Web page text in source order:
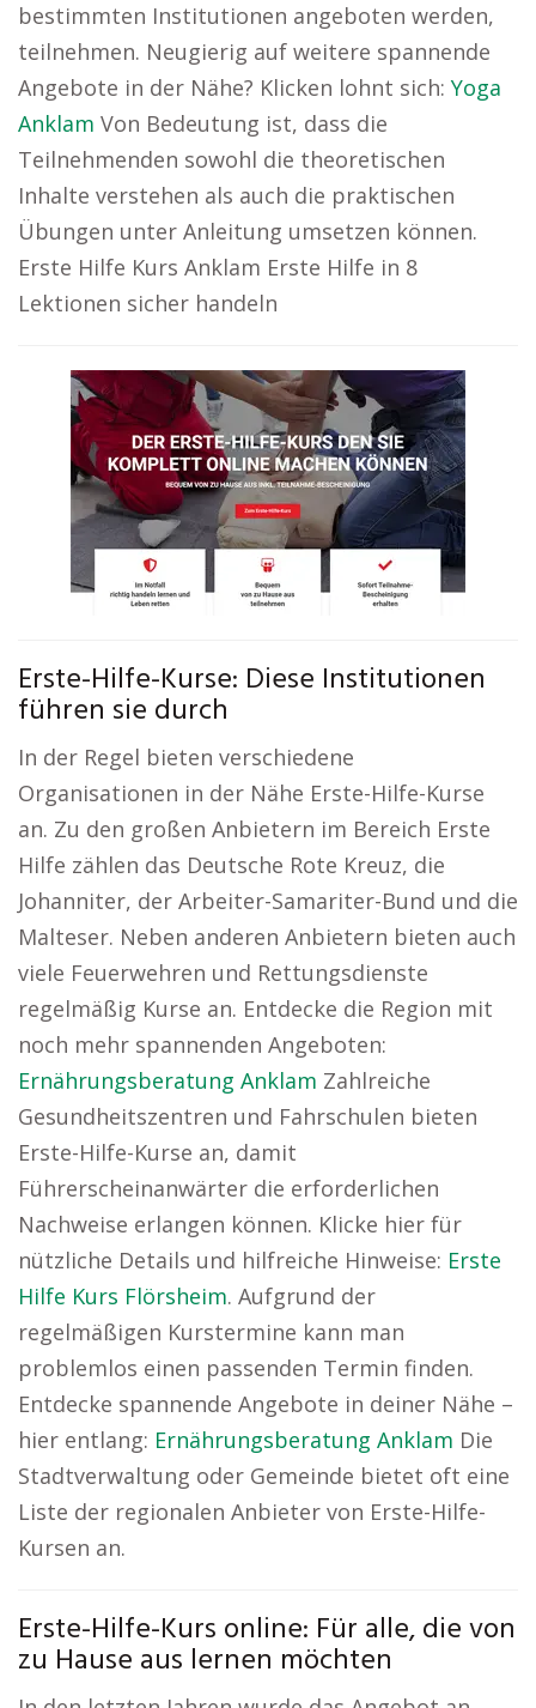
bestimmten Institutionen angeboten werden,
teilnehmen. Neugierig auf weitere spannende
Angebote in der Nähe? Klicken lohnt sich: Yoga
Anklam Von Bedeutung ist, dass die
Teilnehmenden sowohl die theoretischen
Inhalte verstehen als auch die praktischen
Übungen unter Anleitung umsetzen können.
Erste Hilfe Kurs Anklam Erste Hilfe in 8
Lektionen sicher handeln
Erste-Hilfe-Kurse: Diese Institutionen
führen sie durch
In der Regel bieten verschiedene
Organisationen in der Nähe Erste-Hilfe-Kurse
an. Zu den großen Anbietern im Bereich Erste
Hilfe zählen das Deutsche Rote Kreuz, die
Johanniter, der Arbeiter-Samariter-Bund und die
Malteser. Neben anderen Anbietern bieten auch
viele Feuerwehren und Rettungsdienste
regelmäßig Kurse an. Entdecke die Region mit
noch mehr spannenden Angeboten:
Ernährungsberatung Anklam Zahlreiche
Gesundheitszentren und Fahrschulen bieten
Erste-Hilfe-Kurse an, damit
Führerscheinanwärter die erforderlichen
Nachweise erlangen können. Klicke hier für
nützliche Details und hilfreiche Hinweise: Erste
Hilfe Kurs Flörsheim. Aufgrund der
regelmäßigen Kurstermine kann man
problemlos einen passenden Termin finden.
Entdecke spannende Angebote in deiner Nähe –
hier entlang: Ernährungsberatung Anklam Die
Stadtverwaltung oder Gemeinde bietet oft eine
Liste der regionalen Anbieter von Erste-Hilfe-
Kursen an.
Erste-Hilfe-Kurs online: Für alle, die von
zu Hause aus lernen möchten